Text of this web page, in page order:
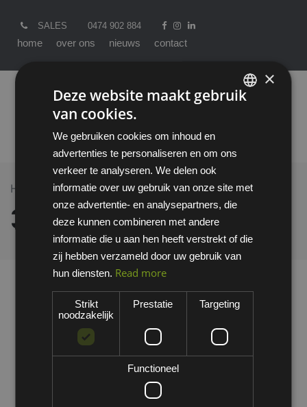
SALES 0474 902 884
home over ons nieuws contact
Home >All Products 3M WPAF2-0 vizier
3M WPAF2-0 vizier
×
Deze website maakt gebruik
van cookies.
We gebruiken cookies om inhoud en
advertenties te personaliseren en om ons
verkeer te analyseren. We delen ook
informatie over uw gebruik van onze site met
onze advertentie- en analysepartners, die
deze kunnen combineren met andere
informatie die u aan hen heeft verstrekt of die
zij hebben verzameld door uw gebruik van
hun diensten. Read more
Strikt
noodzakelijk
Prestatie Targeting
Functioneel